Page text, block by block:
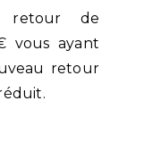
retour de
vous ayant
retour